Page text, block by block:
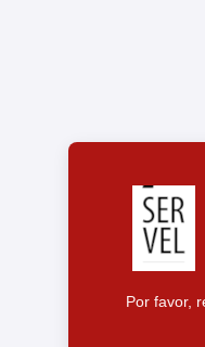
Por favor,